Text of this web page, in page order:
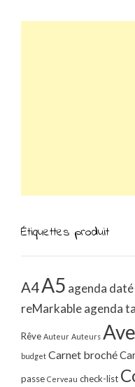
Étiquettes produit
A4A5 agenda daté
reMarkableagenda
Rêve Auteur Auteurs
budget Carnet broché
passe Cerveau check-list